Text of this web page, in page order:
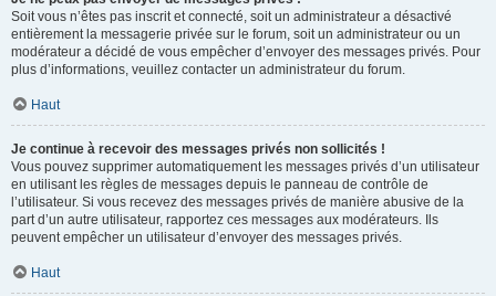
Soit vous n’êtes pas inscrit et connecté, soit un administrateur a désactivé
entièrement la messagerie privée sur le forum, soit un administrateur ou un
modérateur a décidé de vous empêcher d’envoyer des messages privés. Pour
plus d’informations, veuillez contacter un administrateur du forum.
Haut
Je continue à recevoir des messages privés non sollicités !
Vous pouvez supprimer automatiquement les messages privés d’un utilisateur
en utilisant les règles de messages depuis le panneau de contrôle de
l’utilisateur. Si vous recevez des messages privés de manière abusive de la
part d’un autre utilisateur, rapportez ces messages aux modérateurs. Ils
peuvent empêcher un utilisateur d’envoyer des messages privés.
Haut